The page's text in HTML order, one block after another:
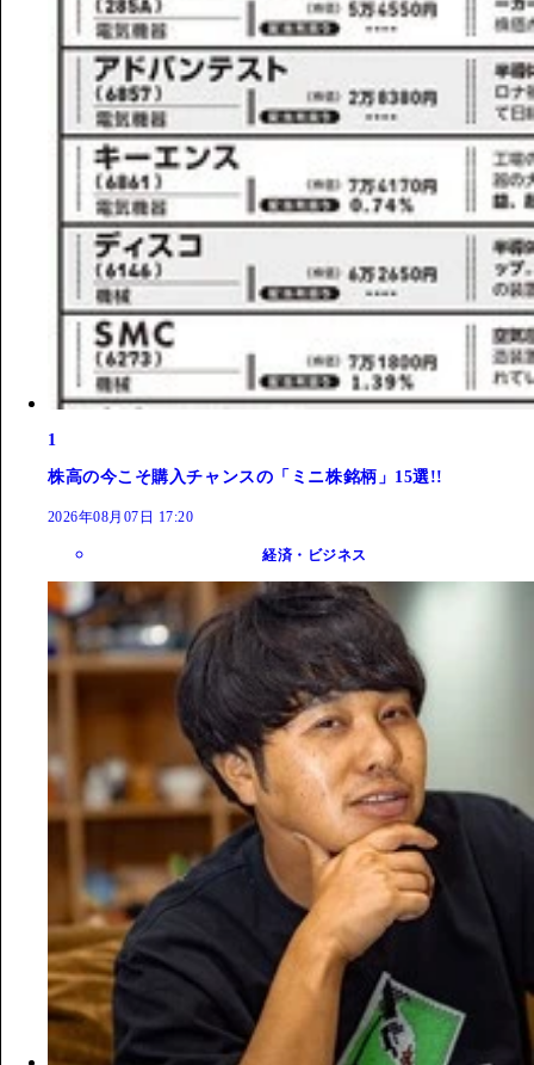
1
株高の今こそ購入チャンスの「ミニ株銘柄」15選!!
2026年08月07日 17:20
経済・ビジネス